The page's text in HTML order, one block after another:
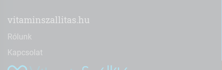
vitaminszallitas.hu
Rólunk
Kapcsolat